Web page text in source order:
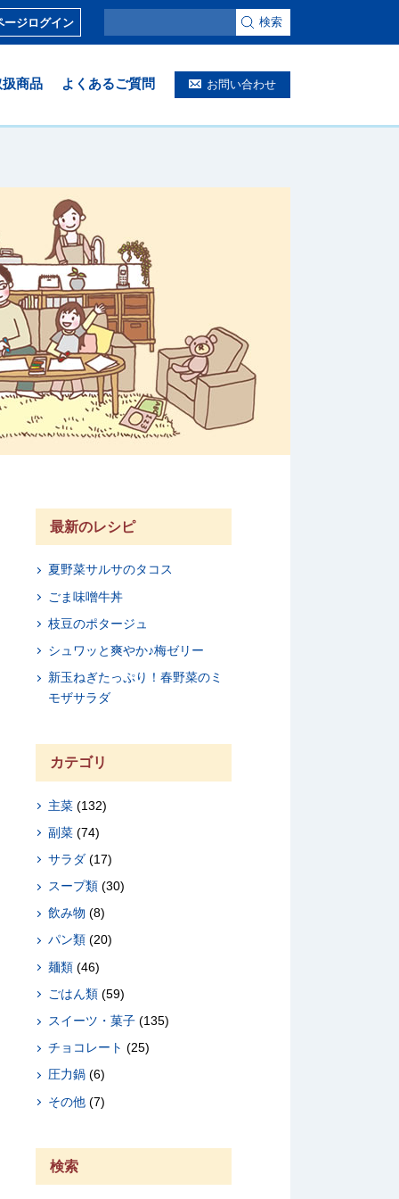
ージログイン 検索
扱商品 よくあるご質問 お問い合わせ
最新のレシピ
夏野菜サルサのタコス
ごま味噌牛丼
枝豆のポタージュ
シュワッと爽やか♪梅ゼリー
新玉ねぎたっぷり！春野菜のミ
モザサラダ
カテゴリ
主菜 (132)
副菜 (74)
サラダ (17)
スープ類 (30)
飲み物 (8)
パン類 (20)
麺類 (46)
ごはん類 (59)
スイーツ・菓子 (135)
チョコレート (25)
圧力鍋 (6)
その他 (7)
検索